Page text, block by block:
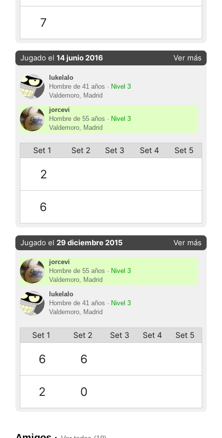
7
Jugado el14 junio 2016 Ver más
lukelalo
Hombre de 41 años · Nivel 3
Valdemoro, Madrid
jorcevi
Hombre de 55 años · Nivel 3
Valdemoro, Madrid
Set 1 Set 2 Set 3 Set 4 Set 5
2
6
Jugado el 29 diciembre 2015 Ver más
jorcevi
Hombre de 55 años · Nivel 3
Valdemoro, Madrid
lukelalo
Hombre de 41 años · Nivel 3
Valdemoro, Madrid
Set 1 Set 2 Set 3 Set 4 Set 5
6 6
2 0